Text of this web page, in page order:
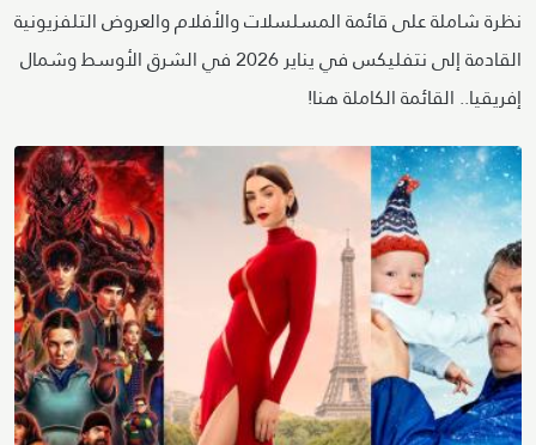
نظرة شاملة على قائمة المسلسلات والأفلام والعروض التلفزيونية
القادمة إلى نتفليكس في يناير 2026 في الشرق الأوسط وشمال
إفريقيا.. القائمة الكاملة هنا!